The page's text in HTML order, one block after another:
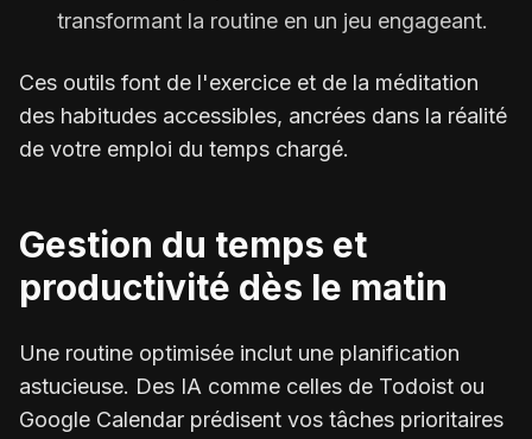
transformant la routine en un jeu engageant.
Ces outils font de l'exercice et de la méditation
des habitudes accessibles, ancrées dans la réalité
de votre emploi du temps chargé.
Gestion du temps et
productivité dès le matin
Une routine optimisée inclut une planification
astucieuse. Des IA comme celles de Todoist ou
Google Calendar prédisent vos tâches prioritaires